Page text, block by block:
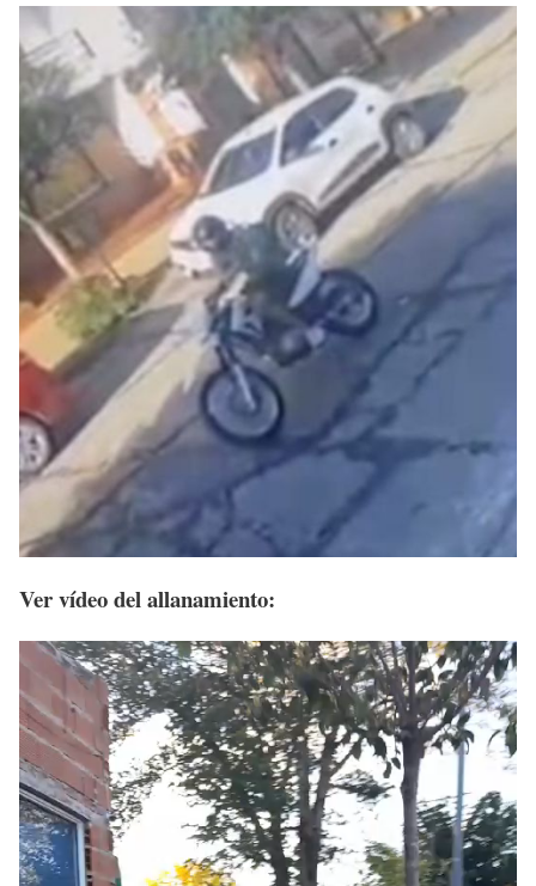
Ver vídeo del allanamiento: